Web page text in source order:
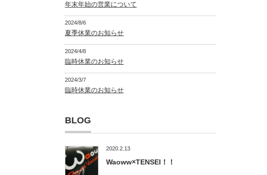
年末年始の営業について
2024/8/6
夏季休業のお知らせ
2024/4/8
臨時休業のお知らせ
2024/3/7
臨時休業のお知らせ
BLOG
2020.2.13
Waoww×TENSEI！！